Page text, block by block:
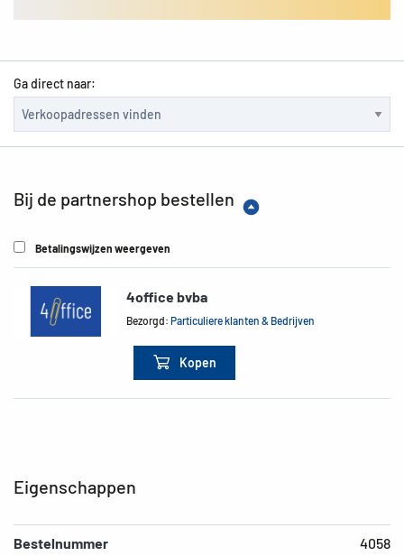
Ga direct naar:
Bij de partnershop bestellen
Betalingswijzen weergeven
4office bvba
Bezorgd:Particuliere klanten & Bedrijven
Kopen
Eigenschappen
Bestelnummer 4058